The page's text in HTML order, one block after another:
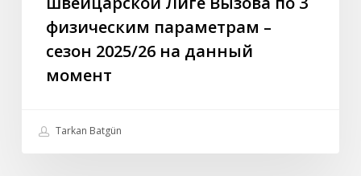
данный
момент
физическим параметрам –
сезон 2025/26 на данный
момент
Tarkan Batgün